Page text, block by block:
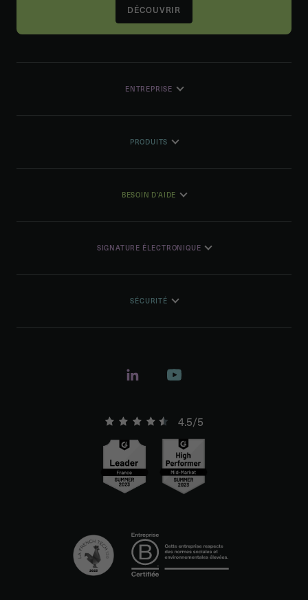
DÉCOUVRIR
ENTREPRISE
PRODUITS
BESOIN D'AIDE
SIGNATURE ÉLECTRONIQUE
SÉCURITÉ
4.5/5